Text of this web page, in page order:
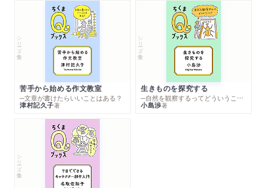
シリーズ・全集
苦手から始める作文教室
─文章が書けたらいいことはある？
津村記久子著
シリーズ・全集
生きものを探究する
─自然を観察するってどういうこと？
小島渉著
シリーズ・全集